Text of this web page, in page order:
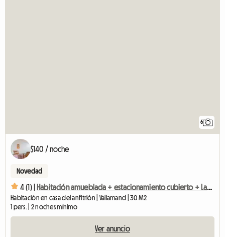
6
$140 / noche
Novedad
4 (1) | Habitación amueblada + estacionamiento cubierto + Lakeside
Habitación en casa del anfitrión | Vallamand | 30 M2
1 pers. | 2 noches mínimo
Ver anuncio